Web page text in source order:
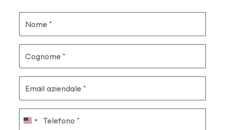
Nome
Cognome
Email aziendale
Telefono